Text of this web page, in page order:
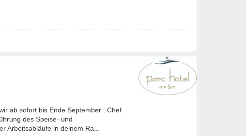
ab sofort bis Ende September : Chef
des Speise- und
Arbeitsabläufe in deinem Ra...